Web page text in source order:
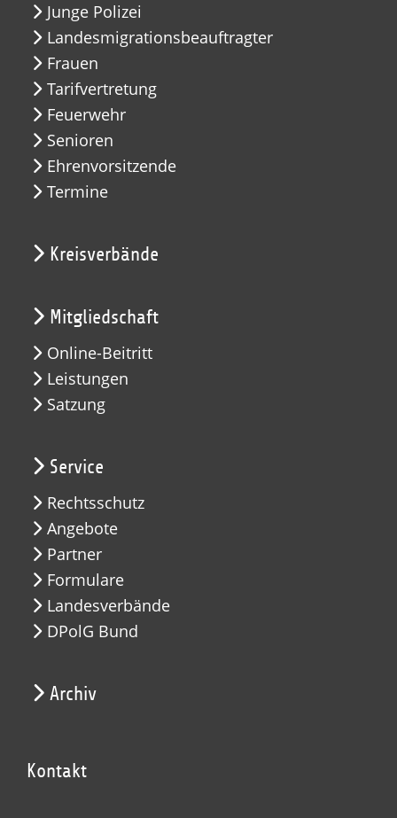
Junge Polizei
Landesmigrationsbeauftragter
Frauen
Tarifvertretung
Feuerwehr
Senioren
Ehrenvorsitzende
Termine
Kreisverbände
Mitgliedschaft
Online-Beitritt
Leistungen
Satzung
Service
Rechtsschutz
Angebote
Partner
Formulare
Landesverbände
DPolG Bund
Archiv
Kontakt